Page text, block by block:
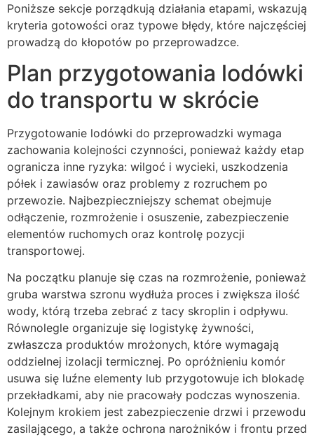
Poniższe sekcje porządkują działania etapami, wskazują
kryteria gotowości oraz typowe błędy, które najczęściej
prowadzą do kłopotów po przeprowadzce.
Plan przygotowania lodówki
do transportu w skrócie
Przygotowanie lodówki do przeprowadzki wymaga
zachowania kolejności czynności, ponieważ każdy etap
ogranicza inne ryzyka: wilgoć i wycieki, uszkodzenia
półek i zawiasów oraz problemy z rozruchem po
przewozie. Najbezpieczniejszy schemat obejmuje
odłączenie, rozmrożenie i osuszenie, zabezpieczenie
elementów ruchomych oraz kontrolę pozycji
transportowej.
Na początku planuje się czas na rozmrożenie, ponieważ
gruba warstwa szronu wydłuża proces i zwiększa ilość
wody, którą trzeba zebrać z tacy skroplin i odpływu.
Równolegle organizuje się logistykę żywności,
zwłaszcza produktów mrożonych, które wymagają
oddzielnej izolacji termicznej. Po opróżnieniu komór
usuwa się luźne elementy lub przygotowuje ich blokadę
przekładkami, aby nie pracowały podczas wynoszenia.
Kolejnym krokiem jest zabezpieczenie drzwi i przewodu
zasilającego, a także ochrona narożników i frontu przed